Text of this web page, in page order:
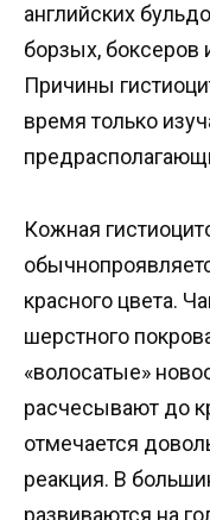
английских
борзых, боксеров
Причины
время только
Кожная
красного цвета.
шерстного
«волосатые»
расчесывают до
отмечается
реакция. В
развиваются на